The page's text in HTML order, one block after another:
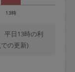
13時
平日13時の利
の更新)